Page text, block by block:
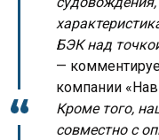
БЭК над
—
компании
Кроме того,
совместно с